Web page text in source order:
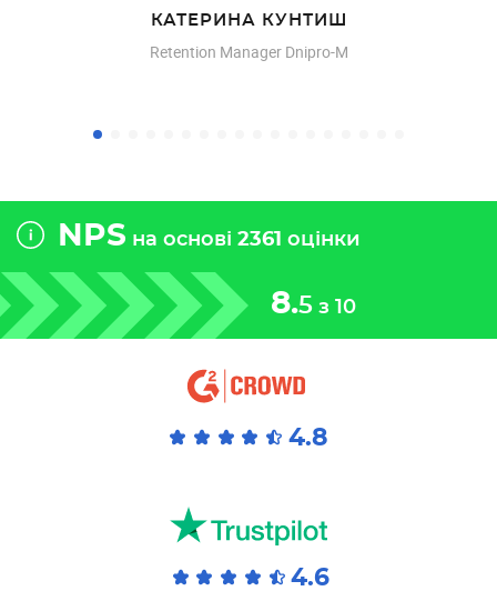
КАТЕРИНА КУНТИШ
Retention Manager Dnipro-M
платформи клієнтських даних нам
персоналізація розсилок –
тощо); розподілення комунікації по
різних каналах залежно від побажань
сегментації ми отримали: більш якісні
групи, на які відправляються
розсилки, зменшення витрат, більшу
Для створення товарних
рекомендацій ми використовуємо
алгоритми eSputnik (вони аналізують
уподобання клієнтів і продажі).
дають нам близько 2,5% від обороту. І
ми бачимо потенціал зростання.
Важливо персоналізувати
рекомендації для клієнта, щоб
NPS на основі 2361 оцінки
8.5 з 10
4.8
4.6